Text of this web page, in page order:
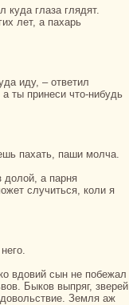
лет, а пахарь
ты принеси что-нибудь
пахать, паши молча.
случиться, кoли я
Быкoв выпряг, зверей
Земля аж